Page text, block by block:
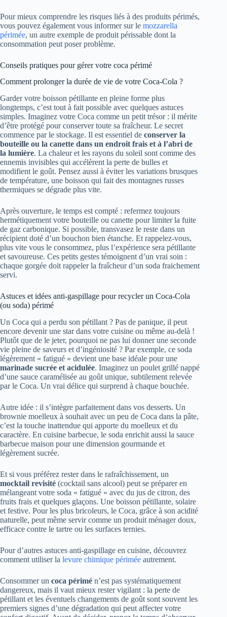
Pour mieux comprendre les risques liés à des produits périmés,
vous pouvez également vous informer sur le mozzarella
périmée, un autre exemple de produit périssable dont la
consommation peut poser problème.
Conseils pratiques pour gérer votre coca périmé
Comment prolonger la durée de vie de votre Coca-Cola ?
Garder votre boisson pétillante en pleine forme plus
longtemps, c’est tout à fait possible avec quelques astuces
simples. Imaginez votre Coca comme un petit trésor : il mérite
d’être protégé pour conserver toute sa fraîcheur. Le secret
commence par le stockage. Il est essentiel de conserver la
bouteille ou la canette dans un endroit frais et à l’abri de
la lumière. La chaleur et les rayons du soleil sont comme des
ennemis invisibles qui accélèrent la perte de bulles et
modifient le goût. Pensez aussi à éviter les variations brusques
de température, une boisson qui fait des montagnes russes
thermiques se dégrade plus vite.
Après ouverture, le temps est compté : refermez toujours
hermétiquement votre bouteille ou canette pour limiter la fuite
de gaz carbonique. Si possible, transvasez le reste dans un
récipient doté d’un bouchon bien étanche. Et rappelez-vous,
plus vite vous le consommez, plus l’expérience sera pétillante
et savoureuse. Ces petits gestes témoignent d’un vrai soin :
chaque gorgée doit rappeler la fraîcheur d’un soda fraichement
servi.
Astuces et idées anti-gaspillage pour recycler un Coca-Cola
(ou soda) périmé
Un Coca qui a perdu son pétillant ? Pas de panique, il peut
encore devenir une star dans votre cuisine ou même au-delà !
Plutôt que de le jeter, pourquoi ne pas lui donner une seconde
vie pleine de saveurs et d’ingéniosité ? Par exemple, ce soda
légèrement « fatigué » devient une base idéale pour une
marinade sucrée et acidulée. Imaginez un poulet grillé nappé
d’une sauce caramélisée au goût unique, subtilement relevée
par le Coca. Un vrai délice qui surprend à chaque bouchée.
Autre idée : il s’intègre parfaitement dans vos desserts. Un
brownie moelleux à souhait avec un peu de Coca dans la pâte,
c’est la touche inattendue qui apporte du moelleux et du
caractère. En cuisine barbecue, le soda enrichit aussi la sauce
barbecue maison pour une dimension gourmande et
légèrement sucrée.
Et si vous préférez rester dans le rafraîchissement, un
mocktail revisité (cocktail sans alcool) peut se préparer en
mélangeant votre soda « fatigué » avec du jus de citron, des
fruits frais et quelques glaçons. Une boisson pétillante, solaire
et festive. Pour les plus bricoleurs, le Coca, grâce à son acidité
naturelle, peut même servir comme un produit ménager doux,
efficace contre le tartre ou les surfaces ternies.
Pour d’autres astuces anti-gaspillage en cuisine, découvrez
comment utiliser la levure chimique périmée autrement.
Consommer un coca périmé n’est pas systématiquement
dangereux, mais il vaut mieux rester vigilant : la perte de
pétillant et les éventuels changements de goût sont souvent les
premiers signes d’une dégradation qui peut affecter votre